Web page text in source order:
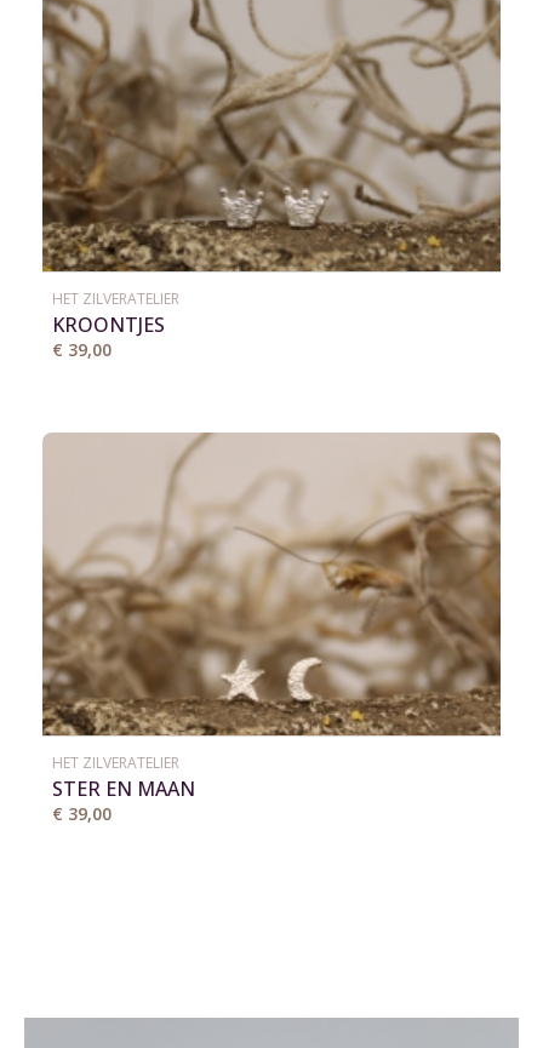
HET ZILVERATELIER
KROONTJES
€ 39,00
HET ZILVERATELIER
STER EN MAAN
€ 39,00